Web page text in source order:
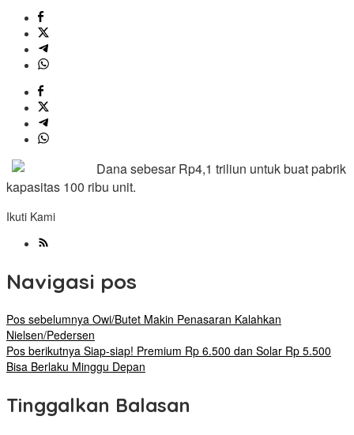
Dana sebesar Rp4,1 triliun untuk buat pabrik
kapasitas 100 ribu unit.
Ikuti Kami
Navigasi pos
Pos sebelumnya Owi/Butet Makin Penasaran Kalahkan
Nielsen/Pedersen
Pos berikutnya Siap-siap! Premium Rp 6.500 dan Solar Rp 5.500
Bisa Berlaku Minggu Depan
Tinggalkan Balasan